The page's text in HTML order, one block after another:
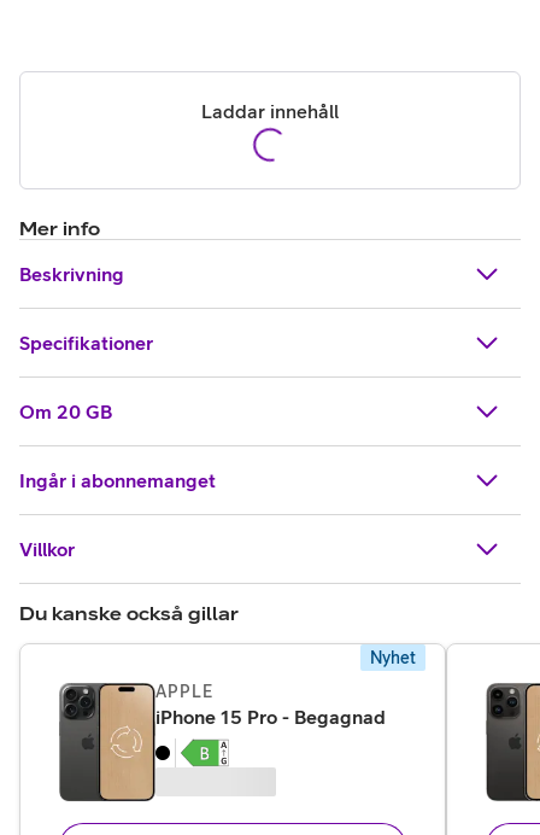
Laddar innehåll
Mer info
Beskrivning
Specifikationer
Om 20 GB
Ingår i abonnemanget
Villkor
Du kanske också gillar
Nyhet
APPLE
iPhone 15 Pro - Begagnad